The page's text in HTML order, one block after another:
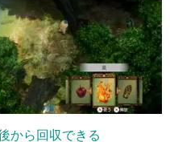
から回収できる